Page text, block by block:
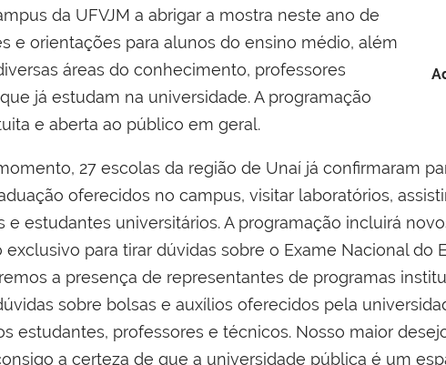
da UFVJM a abrigar a mostra neste ano de
e orientações para alunos do ensino médio, além
áreas do conhecimento, professores
já estudam na universidade. A programação
e aberta ao público em geral.
27 escolas da região de Unaí já confirmaram
oferecidos no campus, visitar laboratórios,
estudantes universitários. A programação incluirá
para tirar dúvidas sobre o Exame Nacional do
a presença de representantes de programas
sobre bolsas e auxílios oferecidos pela
estudantes, professores e técnicos. Nosso maior
a certeza de que a universidade pública é um